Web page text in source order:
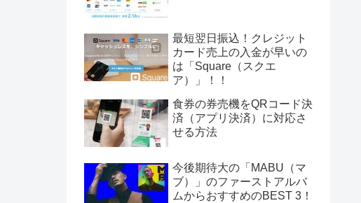
最短翌日振込！クレジット
カード売上の入金が早いの
は「Square（スクエ
ア）」！！
食券の券売機をQRコード決
済（アプリ決済）に対応さ
せる方法
今後期待大の「MABU（マ
ブ）」のファーストアルバ
ムからおすすめのBEST 3！